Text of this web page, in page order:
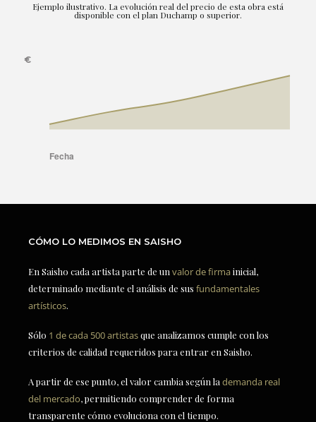
Ejemplo ilustrativo. La evolución real del precio de esta obra está
disponible con el plan Duchamp o superior.
CÓMO LO MEDIMOS EN SAISHO
En Saisho cada artista parte de un valor de firmainicial,
determinado mediante el análisis de sus fundamentales
artísticos.
Sólo 1 de cada 500 artistasque analizamos cumple con los
criterios de calidad requeridos para entrar en Saisho.
A partir de ese punto, el valor cambia según la demanda real
del mercado, permitiendo comprender de forma
transparente cómo evoluciona con el tiempo.